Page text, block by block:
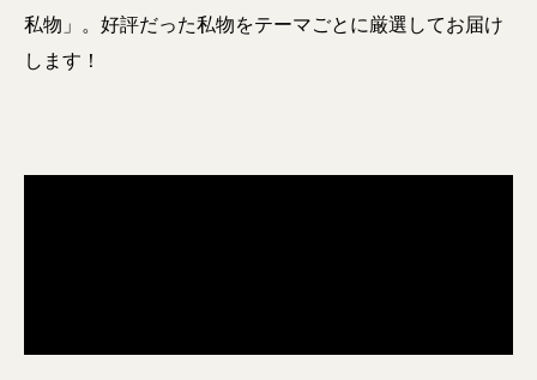
私物」。好評だった私物をテーマごとに厳選してお届け
します！